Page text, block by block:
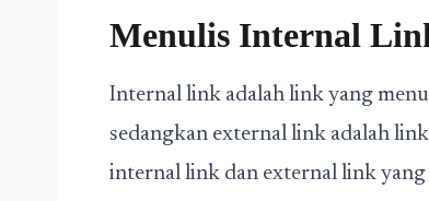
Menulis Internal
Internal link adalah link yang
sedangkan external link adalah
internal link dan external link